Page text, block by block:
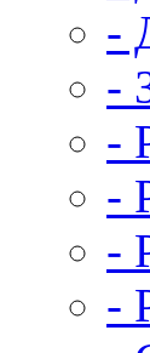
-
-
-
-
-
-